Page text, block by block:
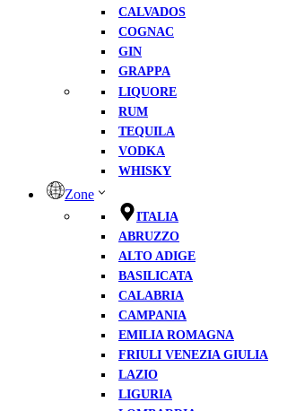
CALVADOS
COGNAC
GIN
GRAPPA
LIQUORE
RUM
TEQUILA
VODKA
WHISKY
Zone
ITALIA
ABRUZZO
ALTO ADIGE
BASILICATA
CALABRIA
CAMPANIA
EMILIA ROMAGNA
FRIULI VENEZIA GIULIA
LAZIO
LIGURIA